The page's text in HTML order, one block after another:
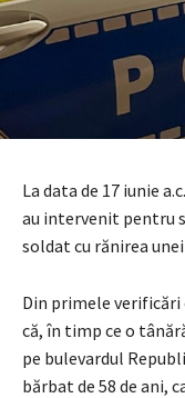
La data de 17 iunie
au intervenit pentru
soldat cu rănirea
Din primele
că, în timp ce o
pe bulevardul
bărbat de 58 de ani,